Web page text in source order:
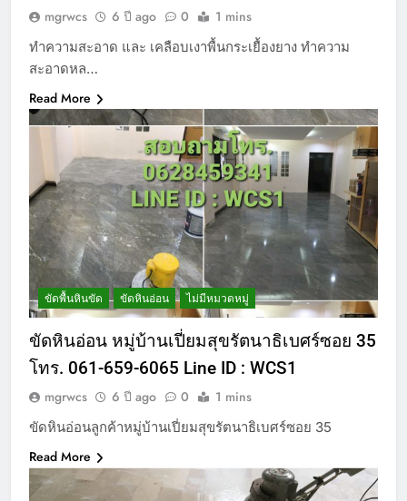
mgrwcs 6 ปี ago 0 1 mins
ทำความสะอาด และ เคลือบเงาพื้นกระเยื้องยาง ทำความ
สะอาดหล…
Read More
ขัดพื้นหินขัด ขัดหินอ่อน ไม่มีหมวดหมู่
ขัดหินอ่อน หมู่บ้านเปี่ยมสุขรัตนาธิเบศร์ซอย 35
โทร. 061-659-6065 Line ID : WCS1
mgrwcs 6 ปี ago 0 1 mins
ขัดหินอ่อนลูกค้าหมู่บ้านเปี่ยมสุขรัตนาธิเบศร์ซอย 35
Read More